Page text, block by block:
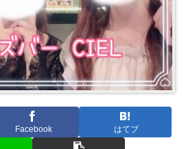
Facebook はてブ